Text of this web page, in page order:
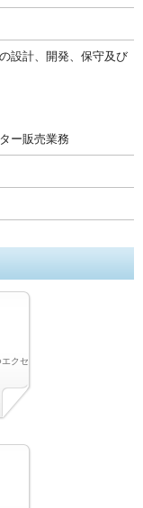
設計、開発、保守及び
ー販売業務
クセ